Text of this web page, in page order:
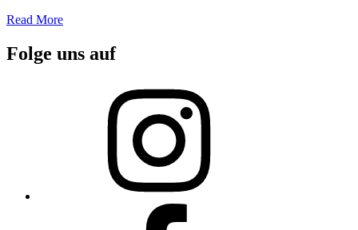
Read More
Folge uns auf